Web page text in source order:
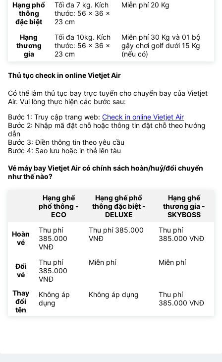
Hạng phổ
thông
đặc biệt
Tối đa 7 kg. Kích
thước: 56 x 36 x
23 cm
Miễn phí 20 Kg
Hạng
thương
gia
Tối đa 10kg. Kích
thước: 56 x 36 x
23 cm
Miễn phí 30 Kg và 01 bộ
gậy chơi golf dưới 15 Kg
(nếu có)
Thủ tục check in online Vietjet Air
Có thể làm thủ tục bay trực tuyến cho chuyến bay của Vietjet
Air. Vui lòng thực hiện các bước sau:
Bước 1: Truy cập trang web: Check in online Vietjet Air
Bước 2: Nhập mã đặt chỗ hoặc thông tin đặt chỗ theo hướng
dẫn
Bước 3: Điền thông tin theo yêu cầu
Bước 4: Sao lưu hoặc in thẻ lên tàu
Vé máy bay Vietjet Air có chính sách hoàn/huỷ/đổi chuyến
như thế nào?
Hạng ghế
phổ thông -
ECO
Hạng ghế phổ
thông đặc biệt -
DELUXE
Hạng ghế
thương gia -
SKYBOSS
Hoàn
vé
Thu phí
385.000
VNĐ
Thu phí 385.000
VNĐ
Thu phí
385.000 VNĐ
Đổi
vé
Thu phí
385.000
VNĐ
Miễn phí Miễn phí
Thay
đổi
tên
Không áp
dụng
Không áp dụng
Thu phí
385.000 VNĐ